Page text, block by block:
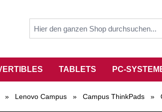
TABLETS PC-
» Lenovo Campus » Campus ThinkPads »